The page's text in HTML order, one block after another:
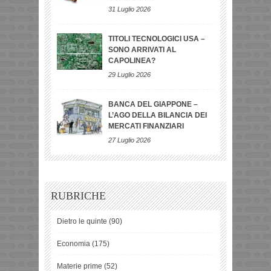
31 Luglio 2026
TITOLI TECNOLOGICI USA –
SONO ARRIVATI AL
CAPOLINEA?
29 Luglio 2026
BANCA DEL GIAPPONE –
L’AGO DELLA BILANCIA DEI
MERCATI FINANZIARI
27 Luglio 2026
RUBRICHE
Dietro le quinte (90)
Economia (175)
Materie prime (52)